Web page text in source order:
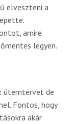
elveszteni a
amire
legyen.
ütemtervet de
Fontos, hogy
akár